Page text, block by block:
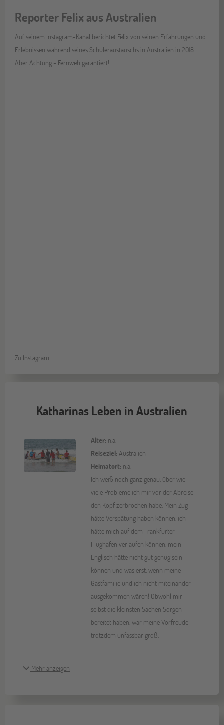
Reporter Felix aus Australien
Auf seinem Instagram-Kanal berichtet Felix von seinen Erfahrungen und
Erlebnissen während seines Schüleraustauschs in Australien in 2018.
Aber Achtung - Fernweh garantiert!
Zu Instagram
Katharinas Leben in Australien
Alter: n.a.
Reiseziel: Australien
Heimatort: n.a.
Ich weiß noch ganz genau, über wie
viele Probleme ich mir vor der Abreise
den Kopf zerbrochen habe. Mein Zug
hätte Verspätung haben können, ich
hätte mich auf dem Frankfurter
Flughafen verlaufen können, mein
Englisch hätte nicht gut genug sein
können und was erst, wenn meine
Gastfamilie und ich nicht miteinander
ausgekommen wären! Obwohl mir
selbst die kleinsten Sachen Sorgen
bereitet haben, war meine Vorfreude
trotzdem unfassbar groß.
Mehr anzeigen